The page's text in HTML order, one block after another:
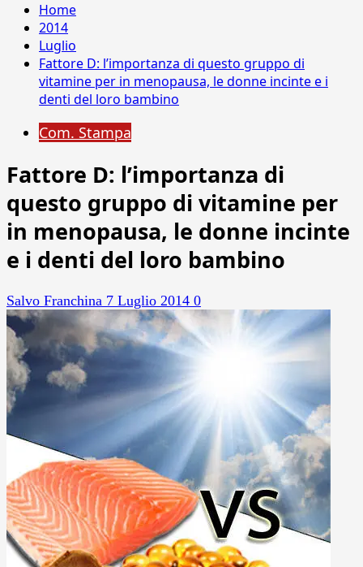
Home
2014
Luglio
Fattore D: l’importanza di questo gruppo di
vitamine per in menopausa, le donne incinte e i
denti del loro bambino
Com. Stampa
Fattore D: l’importanza di
questo gruppo di vitamine per
in menopausa, le donne incinte
e i denti del loro bambino
Salvo Franchina 7 Luglio 2014 0